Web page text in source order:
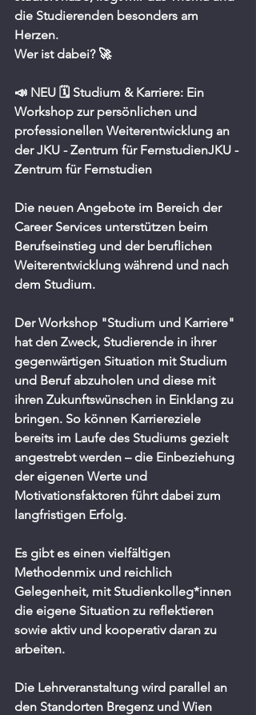
die Studierenden besonders am
Herzen.
Wer ist dabei? 🚀
📣 NEU 🗓️ Studium & Karriere: Ein
Workshop zur persönlichen und
professionellen Weiterentwicklung an
der JKU - Zentrum für FernstudienJKU -
Zentrum für Fernstudien
Die neuen Angebote im Bereich der
Career Services unterstützen beim
Berufseinstieg und der beruflichen
Weiterentwicklung während und nach
dem Studium.
Der Workshop "Studium und Karriere"
hat den Zweck, Studierende in ihrer
gegenwärtigen Situation mit Studium
und Beruf abzuholen und diese mit
ihren Zukunftswünschen in Einklang zu
bringen. So können Karriereziele
bereits im Laufe des Studiums gezielt
angestrebt werden – die Einbeziehung
der eigenen Werte und
Motivationsfaktoren führt dabei zum
langfristigen Erfolg.
Es gibt es einen vielfältigen
Methodenmix und reichlich
Gelegenheit, mit Studienkolleg*innen
die eigene Situation zu reflektieren
sowie aktiv und kooperativ daran zu
arbeiten.
Die Lehrveranstaltung wird parallel an
den Standorten Bregenz und Wien